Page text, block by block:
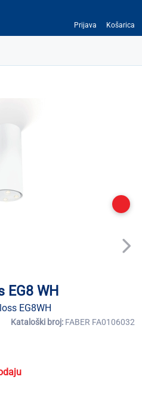
Prijava Košarica
EG8 WH
EG8WH
Kataloški broj: FABER FA0106032